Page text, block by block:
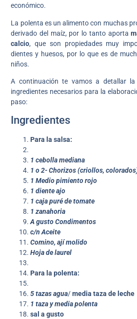
económico.
La polenta es un alimento con muchas
derivado del maíz, por lo tanto aporta
calcio, que son propiedades muy
dientes y huesos, por lo que es de
niños.
A continuación te vamos a detallar
ingredientes necesarios para la
paso:
Ingredientes
Para la salsa:
1 cebolla mediana
1 o 2- Chorizos (criollos,
1 Medio pimiento rojo
1 diente ajo
1 caja puré de tomate
1 zanahoria
A gusto Condimentos
c/n Aceite
Comino, ají molido
Hoja de laurel
Para la polenta:
5 tazas agua/media taza de leche
1 taza y media polenta
sal a gusto